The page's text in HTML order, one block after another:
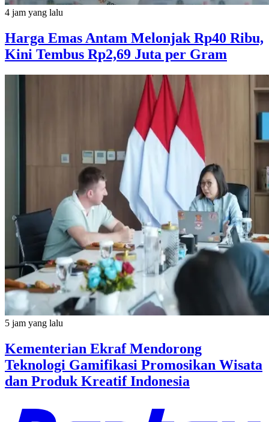
4 jam yang lalu
Harga Emas Antam Melonjak Rp40 Ribu,
Kini Tembus Rp2,69 Juta per Gram
5 jam yang lalu
Kementerian Ekraf Mendorong
Teknologi Gamifikasi Promosikan Wisata
dan Produk Kreatif Indonesia